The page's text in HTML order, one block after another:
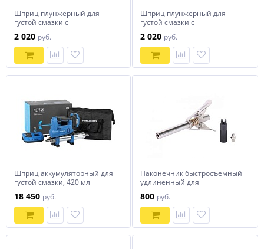
Шприц плунжерный для
густой смазки с
600 мл NORDBERG NO2416
2 020 руб.
Шприц плунжерный для
густой смазки с
400 мл NORDBERG NO2414
2 020 руб.
Шприц аккумуляторный для
густой смазки, 420 мл
18 450 руб.
Наконечник быстросъемный
удлиненный для
насадка для очистки
NORDBERG NO9017
800 руб.